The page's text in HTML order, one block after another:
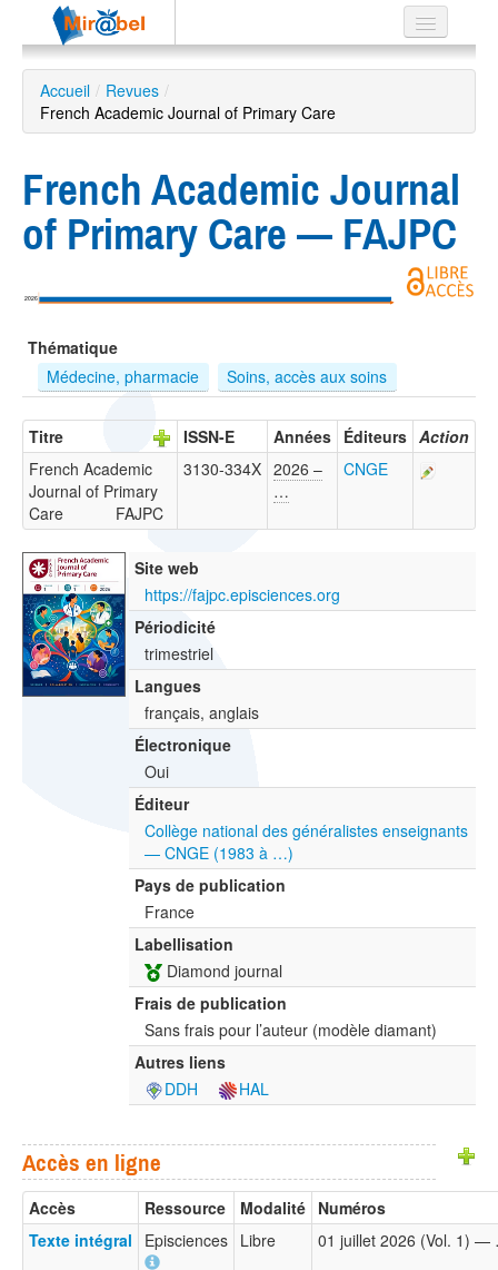
Le réseau
Soutien
avancée
ES
?
Accueil / Revues /
French Academic Journal of Primary Care
French Academic Journal
of Primary Care — FAJPC
2026
Thématique
Médecine, pharmacie
Soins, accès aux soins
Titre ISSN-E Années Éditeurs Action
French Academic
Journal of Primary
Care
FAJPC
3130-334X 2026 –
…
CNGE
Site web
https://fajpc.episciences.org
Périodicité
trimestriel
Langues
français, anglais
Électronique
Oui
Éditeur
Collège national des généralistes enseignants
— CNGE (1983 à …)
Pays de publication
France
Labellisation
Diamond journal
Frais de publication
Sans frais pour l’auteur (modèle diamant)
Autres liens
DDH
HAL
Accès en ligne
Accès Ressource Modalité Numéros
Texte intégral
Episciences Libre 01 juillet 2026 (Vol. 1)